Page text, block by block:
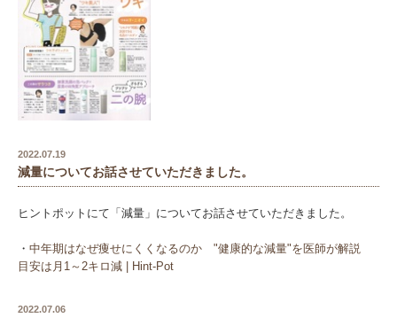
2022.07.19
減量についてお話させていただきました。
ヒントポットにて「減量」についてお話させていただきました。
・ 中年期はなぜ痩せにくくなるのか "健康的な減量"を医師が解説
目安は月1～2キロ減 | Hint-Pot
2022.07.06